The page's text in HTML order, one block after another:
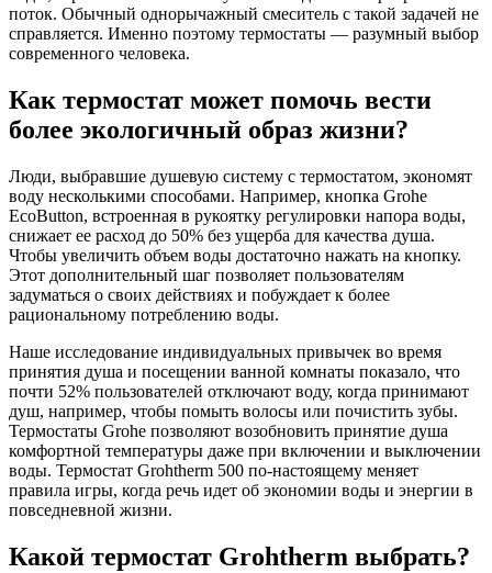
поток. Обычный однорычажный смеситель с такой задачей не
справляется. Именно поэтому термостаты — разумный выбор
современного человека.
Как термостат может помочь вести
более экологичный образ жизни?
Люди, выбравшие душевую систему с термостатом, экономят
воду несколькими способами. Например, кнопка Grohe
EcoButton, встроенная в рукоятку регулировки напора воды,
снижает ее расход до 50% без ущерба для качества душа.
Чтобы увеличить объем воды достаточно нажать на кнопку.
Этот дополнительный шаг позволяет пользователям
задуматься о своих действиях и побуждает к более
рациональному потреблению воды.
Наше исследование индивидуальных привычек во время
принятия душа и посещении ванной комнаты показало, что
почти 52% пользователей отключают воду, когда принимают
душ, например, чтобы помыть волосы или почистить зубы.
Термостаты Grohe позволяют возобновить принятие душа
комфортной температуры даже при включении и выключении
воды. Термостат Grohtherm 500 по-настоящему меняет
правила игры, когда речь идет об экономии воды и энергии в
повседневной жизни.
Какой термостат Grohtherm выбрать?